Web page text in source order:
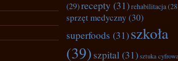
(29)recepty (31)rehabilitacja
sprzęt medyczny (30)
superfoods (31)szkoła
(39)szpital (31)sztuka